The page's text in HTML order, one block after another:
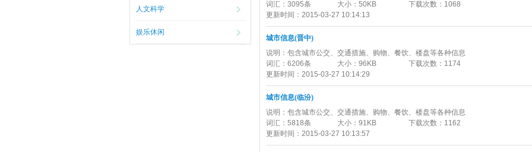
人文科学
娱乐休闲
词汇： 3095条 大小： 50KB 下载次数： 1068
更新时间： 2015-03-27 10:14:13
城市信息(晋中)
说明： 包含城市公交、交通措施、购物、餐饮、楼盘等各种信息
词汇： 6206条 大小： 96KB 下载次数： 1174
更新时间： 2015-03-27 10:14:29
城市信息(临汾)
说明： 包含城市公交、交通措施、购物、餐饮、楼盘等各种信息
词汇： 5818条 大小： 91KB 下载次数： 1162
更新时间： 2015-03-27 10:13:57